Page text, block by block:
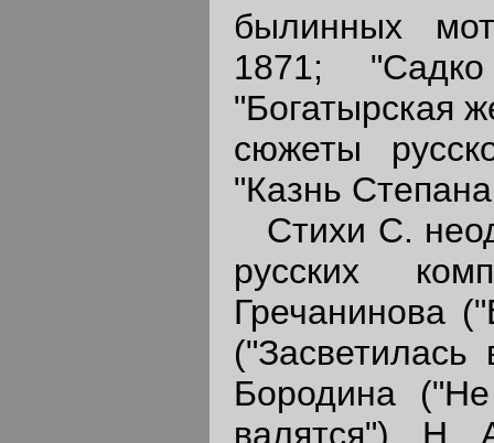
былинных
1871;
"Богатырская
сюжеты
"Казнь
Стихи С.
русских
Гречанинова
Бородина
валятся"), Н.